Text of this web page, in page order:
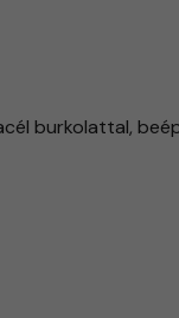
burkolattal,